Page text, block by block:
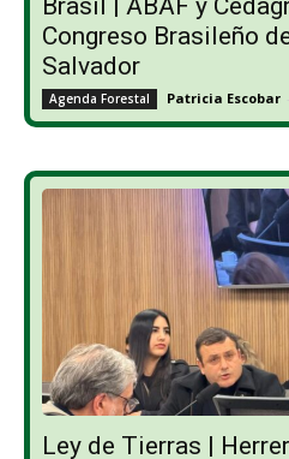
Congreso Brasileño
Salvador
Agenda Forestal Patricia Escobar -
Ley de Tierras |